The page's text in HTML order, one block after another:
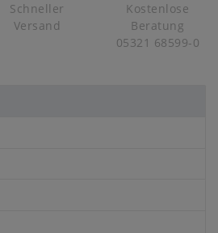
Schneller
Versand
Kostenlose
Beratung
05321 68599-0